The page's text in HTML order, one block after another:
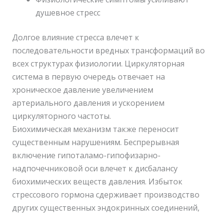
душевное стресс
Долгое влияние стресса влечет к
последовательности вредных трансформаций во
всех структурах физиологии. Циркуляторная
система в первую очередь отвечает на
хроническое давление увеличением
артериального давления и ускорением
циркуляторного частоты.
Биохимическая механизм также переносит
существенным нарушениям. Беспрерывная
включение гипоталамо-гипофизарно-
надпочечниковой оси влечет к дисбалансу
биохимических веществ давления. Избыток
стрессового гормона сдерживает производство
других существенных эндокринных соединений,